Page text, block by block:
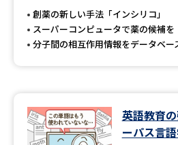
創薬の新しい手法「インシリコ」
スーパーコンピュータで薬の候補を
分子間の相互作用情報をデータベー
英語教育
ーパス言